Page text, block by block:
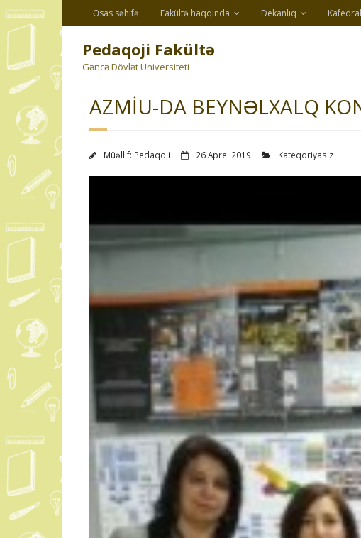
to
content
Əsas səhifə Fakültə haqqında Dekanlıq
Pedaqoji Fakültə
Gəncə Dövlət Universiteti
AZMİU-DA BEYNƏLXALQ
Müəllif: Pedaqoji 26 Aprel 2019 Kateqoriyasız